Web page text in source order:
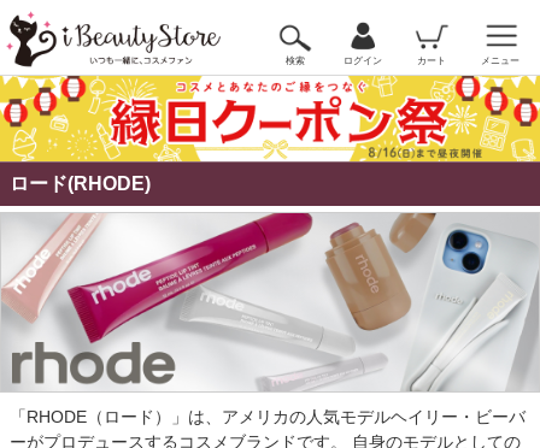
検索 ログイン カート メニュー
ロード(RHODE)
「RHODE（ロード）」は、アメリカの人気モデルヘイリー・ビーバ
ーがプロデュースするコスメブランドです。 自身のモデルとしての